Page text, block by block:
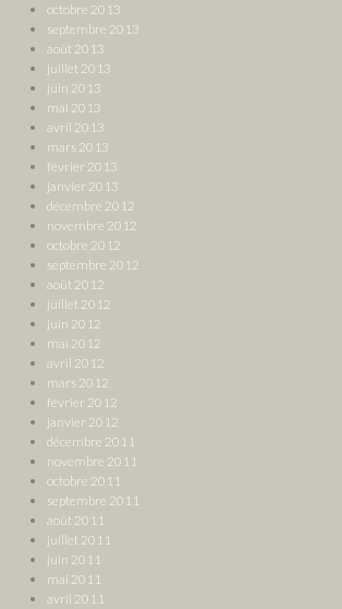
octobre 2013
septembre 2013
août 2013
juillet 2013
juin 2013
mai 2013
avril 2013
mars 2013
février 2013
janvier 2013
décembre 2012
novembre 2012
octobre 2012
septembre 2012
août 2012
juillet 2012
juin 2012
mai 2012
avril 2012
mars 2012
février 2012
janvier 2012
décembre 2011
novembre 2011
octobre 2011
septembre 2011
août 2011
juillet 2011
juin 2011
mai 2011
avril 2011